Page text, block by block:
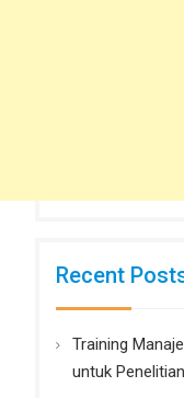
Recent
Training
untuk